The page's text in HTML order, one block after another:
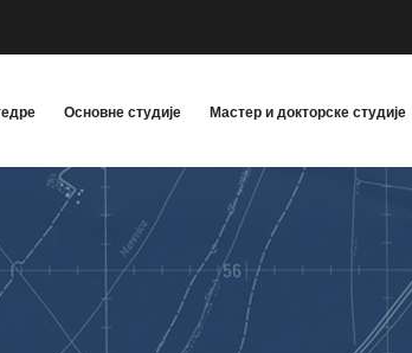
Основне студије Мастер и докторске студије